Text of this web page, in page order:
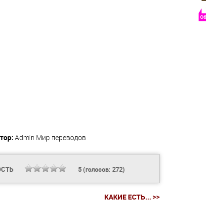
Admin Мир переводов
5(голосов: 272)
КАКИЕ ЕСТЬ... >>